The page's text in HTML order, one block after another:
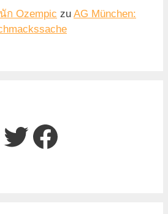
ก Ozempic zu AG München:
Twitter
Facebook